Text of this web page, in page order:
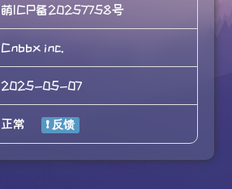
萌ICP备20257758号
Cnbbx inc.
2025-05-07
正常